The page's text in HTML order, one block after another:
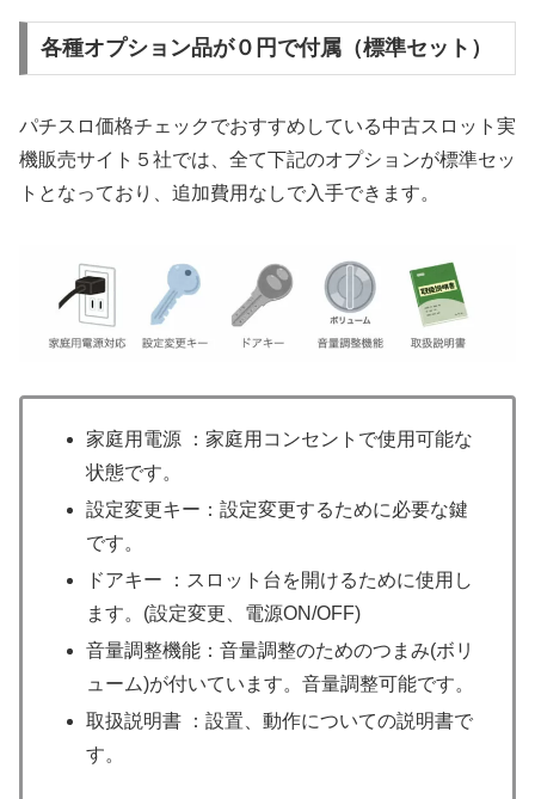
各種オプション品が０円で付属（標準セット）
パチスロ価格チェックでおすすめしている中古スロット実
機販売サイト５社では、全て下記のオプションが標準セッ
トとなっており、追加費用なしで入手できます。
家庭用電源 ：家庭用コンセントで使用可能な
状態です。
設定変更キー：設定変更するために必要な鍵
です。
ドアキー ：スロット台を開けるために使用し
ます。(設定変更、電源ON/OFF)
音量調整機能：音量調整のためのつまみ(ボリ
ューム)が付いています。音量調整可能です。
取扱説明書 ：設置、動作についての説明書で
す。